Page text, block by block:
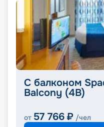
С балконом
Balcony (4B)
от 57 766 ₽ /чел